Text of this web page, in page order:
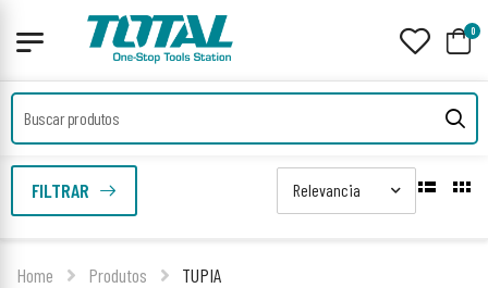
0
Home Produtos TUPIA
FILTRAR